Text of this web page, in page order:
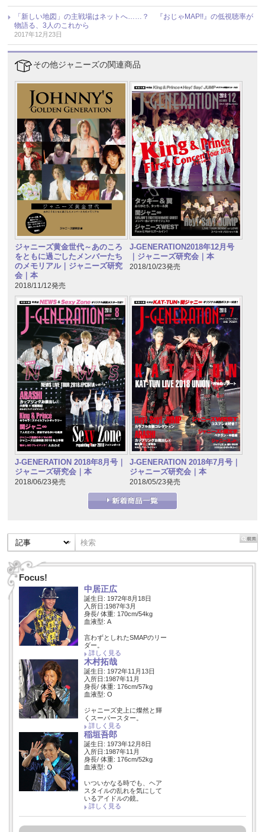
「新しい地図」の主戦場はネットへ……？ 『おじゃMAP!!』の低視聴率が
物語る、3人のこれから
2017年12月23日
その他ジャニーズの関連商品
ジャニーズ黄金世代～あのころ
をともに過ごしたメンバーたち
のメモリアル｜ジャニーズ研究
会｜本
2018/11/12発売
J-GENERATION2018年12月号
｜ジャニーズ研究会｜本
2018/10/23発売
J-GENERATION 2018年8月号｜
ジャニーズ研究会｜本
2018/06/23発売
J-GENERATION 2018年7月号｜
ジャニーズ研究会｜本
2018/05/23発売
Focus!
中居正広
誕生日: 1972年8月18日
入所日:1987年3月
身長/ 体重: 170cm/54kg
血液型: A
言わずとしれたSMAPのリー
ダー。
詳しく見る
木村拓哉
誕生日: 1972年11月13日
入所日:1987年11月
身長/ 体重: 176cm/57kg
血液型: O
ジャニーズ史上に燦然と輝
くスーパースター。
詳しく見る
稲垣吾郎
誕生日: 1973年12月8日
入所日:1987年11月
身長/ 体重: 176cm/52kg
血液型: O
いついかなる時でも、ヘア
スタイルの乱れを気にして
いるアイドルの鏡。
詳しく見る